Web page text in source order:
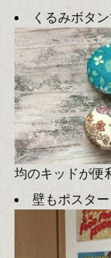
くるみボタ
均のキッドが便
壁もポスタ